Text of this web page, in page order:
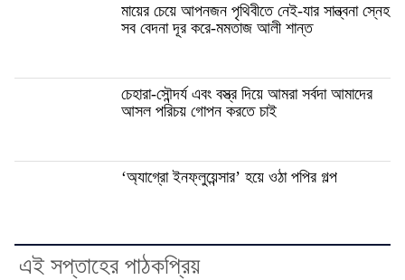
মায়ের চেয়ে আপনজন পৃথিবীতে নেই-যার সান্ত্বনা স্নেহ
সব বেদনা দূর করে-মমতাজ আলী শান্ত
চেহারা-সৌন্দর্য এবং বস্ত্র দিয়ে আমরা সর্বদা আমাদের
আসল পরিচয় গোপন করতে চাই
‘অ্যাগ্রো ইনফ্লুয়েন্সার’ হয়ে ওঠা পপির গল্প
এই সপ্তাহের পাঠকপ্রিয়